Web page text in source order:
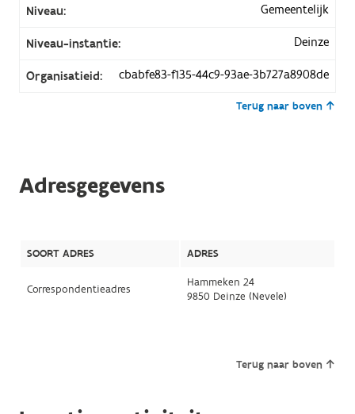
Niveau: Gemeentelijk
Niveau-instantie: Deinze
Organisatieid: cbabfe83-f135-44c9-93ae-3b727a8908de
Terug naar boven
Adresgegevens
SOORT ADRES ADRES
Correspondentieadres
Hammeken 24
9850 Deinze (Nevele)
Terug naar boven